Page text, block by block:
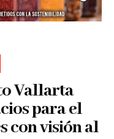
Vallarta
para el
con visión al